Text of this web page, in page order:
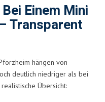
Einem Mini
Transparent
hängen von
deutlich niedriger als bei
Übersicht: